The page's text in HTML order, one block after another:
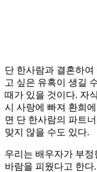
단 한사람과 결혼하
고 싶은 유혹이 생길
때가 있을 것이다. 자
시 사랑에 빠져 환희
면 단 한사람의 파트
맞지 않을 수도 있다.
우리는 배우자가 부
바람을 피웠다고 한